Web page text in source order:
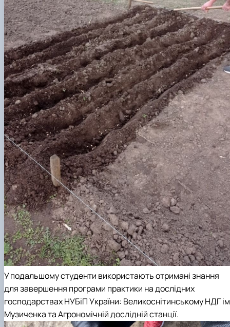
У подальшому студенти використають отримані знання
для завершення програми практики на дослідних
господарствах НУБіП України: Великоснітинському НДГ
Музиченка та Агрономічній дослідній станції.